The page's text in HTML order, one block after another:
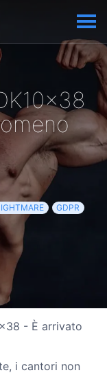
GDPR
- È arrivato
i cantori non